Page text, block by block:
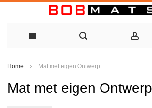
de
Home Mat met eigen Ontwerp
Mat met eigen Ontwerp